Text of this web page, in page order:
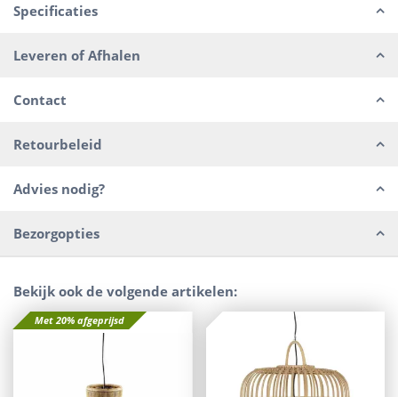
Specificaties
Leveren of Afhalen
Contact
Retourbeleid
Advies nodig?
Bezorgopties
Bekijk ook de volgende artikelen:
Met 20% afgeprijsd